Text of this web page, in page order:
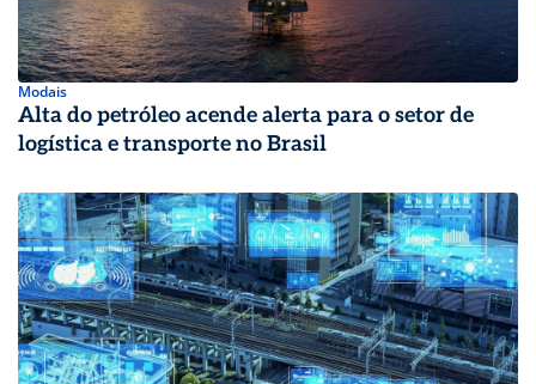
Modais
Alta do petróleo acende alerta para o setor de
logística e transporte no Brasil